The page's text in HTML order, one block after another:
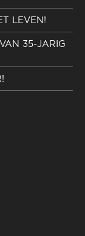
LEVEN!
35-JARIG